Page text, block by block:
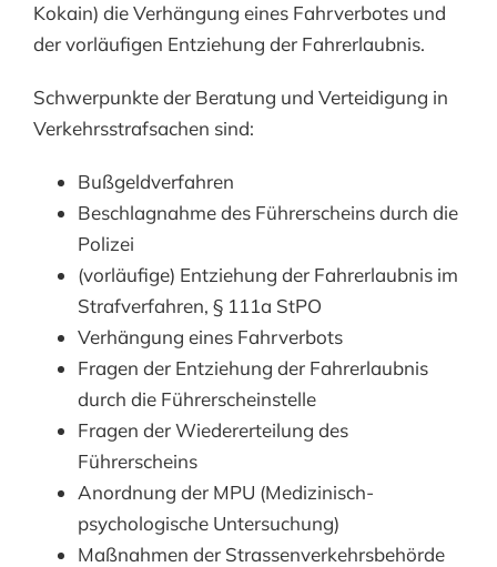
Kokain) die Verhängung eines Fahrverbotes und
der vorläufigen Entziehung der Fahrerlaubnis.
Schwerpunkte der Beratung und Verteidigung in
Verkehrsstrafsachen sind:
Bußgeldverfahren
Beschlagnahme des Führerscheins durch die
Polizei
(vorläufige) Entziehung der Fahrerlaubnis im
Strafverfahren, § 111a StPO
Verhängung eines Fahrverbots
Fragen der Entziehung der Fahrerlaubnis
durch die Führerscheinstelle
Fragen der Wiedererteilung des
Führerscheins
Anordnung der MPU (Medizinisch-
psychologische Untersuchung)
Maßnahmen der Strassenverkehrsbehörde